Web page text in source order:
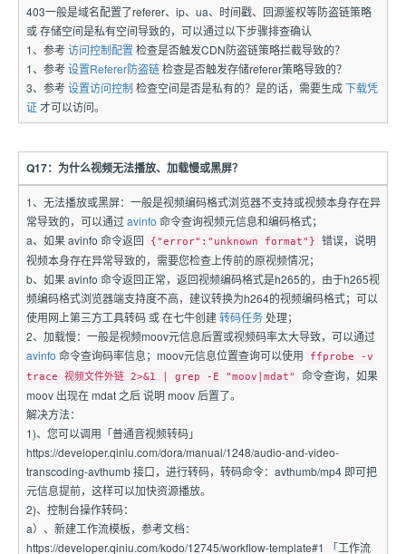
403一般是域名配置了referer、ip、ua、时间戳、回源鉴权等防盗链策略
或 存储空间是私有空间导致的，可以通过以下步骤排查确认
1、参考访问控制配置 检查是否触发CDN防盗链策略拦截导致的？
1、参考设置Referer防盗链检查是否触发存储referer策略导致的？
3、参考设置访问控制检查空间是否是私有的？是的话，需要生成下载凭
证才可以访问。
Q17：为什么视频无法播放、加载慢或黑屏？
1、无法播放或黑屏：一般是视频编码格式浏览器不支持或视频本身存在异
常导致的，可以通过avinfo 命令查询视频元信息和编码格式；
a、如果 avinfo 命令返回
{"error":"unknown format"}
错误，说明
视频本身存在异常导致的，需要您检查上传前的原视频情况；
b、如果 avinfo 命令返回正常，返回视频编码格式是h265的，由于h265视
频编码格式浏览器端支持度不高，建议转换为h264的视频编码格式；可以
使用网上第三方工具转码 或 在七牛创建转码任务处理；
2、加载慢：一般是视频moov元信息后置或视频码率太大导致，可以通过
avinfo 命令查询码率信息；moov元信息位置查询可以使用
ffprobe -v
trace 视频文件外链 2>&1 | grep -E "moov|mdat"
命令查询，如果
moov 出现在 mdat 之后 说明 moov 后置了。
解决方法：
1)、您可以调用「普通音视频转码」
https://developer.qiniu.com/dora/manual/1248/audio-and-video-
transcoding-avthumb 接口，进行转码，转码命令：avthumb/mp4 即可把
元信息提前，这样可以加快资源播放。
2)、控制台操作转码：
a）、新建工作流模板，参考文档：
https://developer.qiniu.com/kodo/12745/workflow-template#1 「工作流